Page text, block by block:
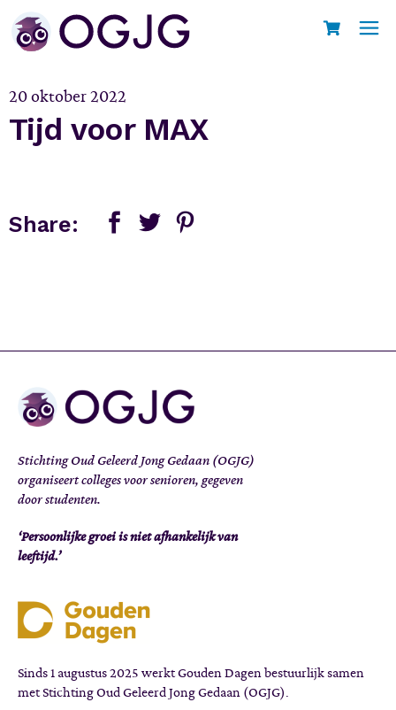
theHome Tijd voor MAX
20 oktober 2022
Tijd voor MAX
Share:
Stichting Oud Geleerd Jong Gedaan (OGJG)
organiseert colleges voor senioren, gegeven
door studenten.
‘Persoonlijke groei is niet afhankelijk van
leeftijd.’
Sinds 1 augustus 2025 werkt Gouden Dagen bestuurlijk samen
met Stichting Oud Geleerd Jong Gedaan (OGJG).